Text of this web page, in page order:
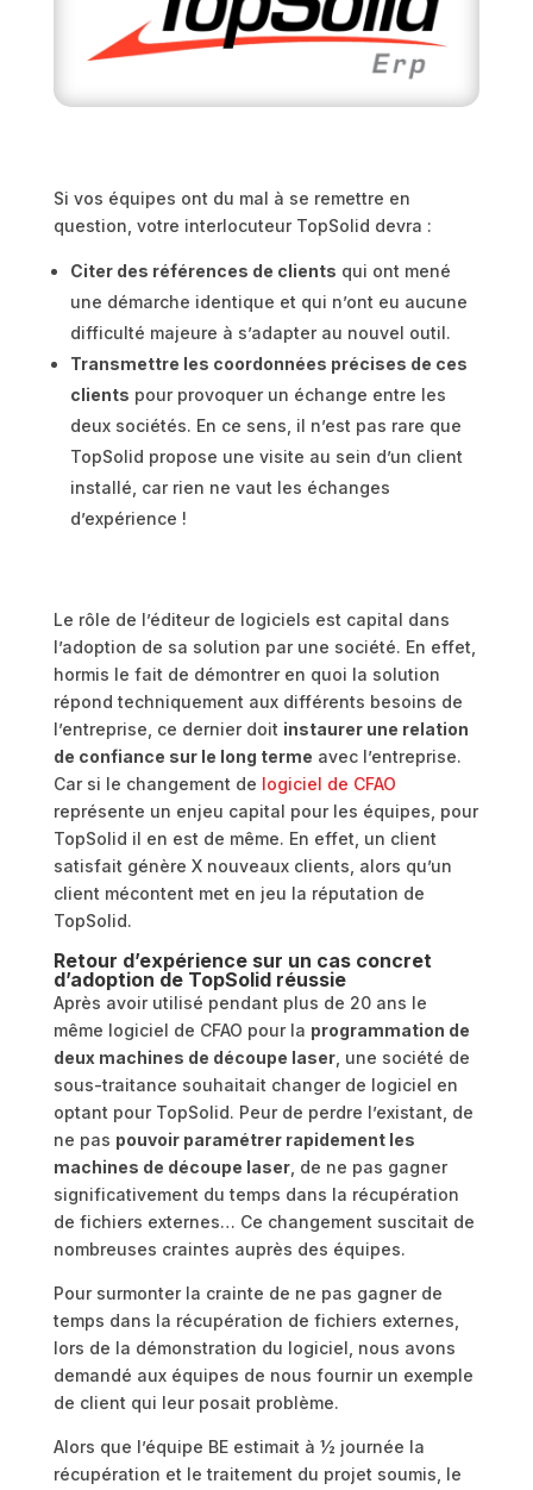
Si vos équipes ont du mal à se remettre en
question, votre interlocuteur TopSolid devra :
Citer des références de clients qui ont mené
une démarche identique et qui n’ont eu aucune
difficulté majeure à s’adapter au nouvel outil.
Transmettre les coordonnées précises de ces
clients pour provoquer un échange entre les
deux sociétés. En ce sens, il n’est pas rare que
TopSolid propose une visite au sein d’un client
installé, car rien ne vaut les échanges
d’expérience !
Le rôle de l’éditeur de logiciels est capital dans
l’adoption de sa solution par une société. En effet,
hormis le fait de démontrer en quoi la solution
répond techniquement aux différents besoins de
l’entreprise, ce dernier doit instaurer une relation
de confiance sur le long terme avec l’entreprise.
Car si le changement de logiciel de CFAO
représente un enjeu capital pour les équipes, pour
TopSolid il en est de même. En effet, un client
satisfait génère X nouveaux clients, alors qu’un
client mécontent met en jeu la réputation de
TopSolid.
Retour d’expérience sur un cas concret
d’adoption de TopSolid réussie
Après avoir utilisé pendant plus de 20 ans le
même logiciel de CFAO pour la programmation de
deux machines de découpe laser, une société de
sous-traitance souhaitait changer de logiciel en
optant pour TopSolid. Peur de perdre l’existant, de
ne pas pouvoir paramétrer rapidement les
machines de découpe laser, de ne pas gagner
significativement du temps dans la récupération
de fichiers externes… Ce changement suscitait de
nombreuses craintes auprès des équipes.
Pour surmonter la crainte de ne pas gagner de
temps dans la récupération de fichiers externes,
lors de la démonstration du logiciel, nous avons
demandé aux équipes de nous fournir un exemple
de client qui leur posait problème.
Alors que l’équipe BE estimait à ½ journée la
récupération et le traitement du projet soumis, le